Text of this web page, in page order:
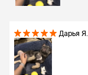
Дарья Я.